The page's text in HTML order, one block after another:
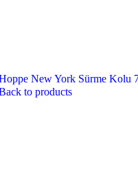
New York Sürme Kolu
to products